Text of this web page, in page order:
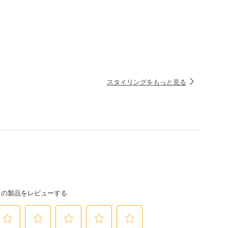
スタイリングをもっと見る